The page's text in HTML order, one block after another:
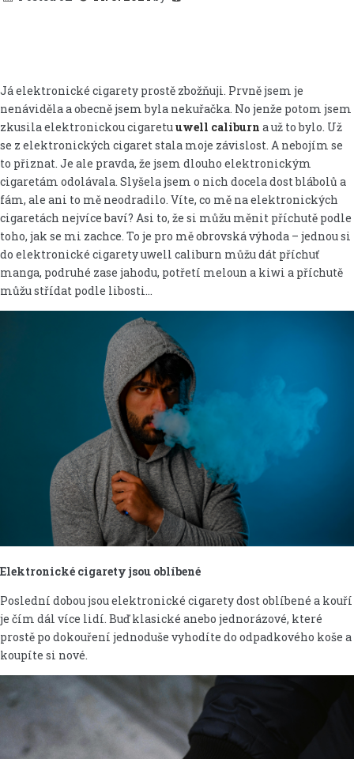
Já elektronické cigarety prostě zbožňuji. Prvně jsem je
nenáviděla a obecně jsem byla nekuřačka. No jenže potom jsem
zkusila elektronickou cigaretuuwell caliburn a už to bylo. Už
se z elektronických cigaret stala moje závislost. A nebojím se
to přiznat. Je ale pravda, že jsem dlouho elektronickým
cigaretám odolávala. Slyšela jsem o nich docela dost blábolů a
fám, ale ani to mě neodradilo. Víte, co mě na elektronických
cigaretách nejvíce baví? Asi to, že si můžu měnit příchutě podle
toho, jak se mi zachce. To je pro mě obrovská výhoda – jednou si
do elektronické cigarety uwell caliburn můžu dát příchuť
manga, podruhé zase jahodu, potřetí meloun a kiwi a příchutě
můžu střídat podle libosti…
Elektronické cigarety jsou oblíbené
Poslední dobou jsou elektronické cigarety dost oblíbené a kouří
je čím dál více lidí. Buď klasické anebo jednorázové, které
prostě po dokouření jednoduše vyhodíte do odpadkového koše a
koupíte si nové.